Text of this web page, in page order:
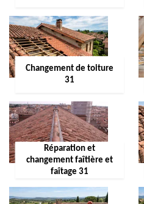
Changement de toiture
31
Réparation et
changement faîtière et
faîtage 31